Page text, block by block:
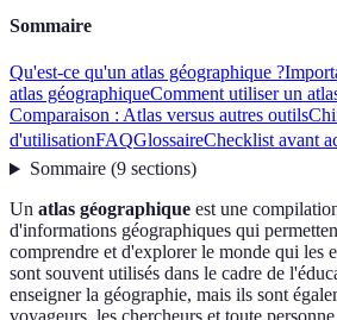
Sommaire
Qu'est-ce qu'un atlas géographique ?
atlas géographiqueComment utiliser un
Comparaison : Atlas versus autres outils
d'utilisationFAQGlossaireChecklist avant
Sommaire(9 sections)
Un atlas géographique est une
d'informations géographiques qui
comprendre et d'explorer le monde qui les
sont souvent utilisés dans le cadre de
enseigner la géographie, mais ils sont